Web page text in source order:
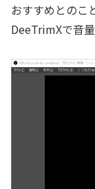
おすすめとのこ
DeeTrimXで音